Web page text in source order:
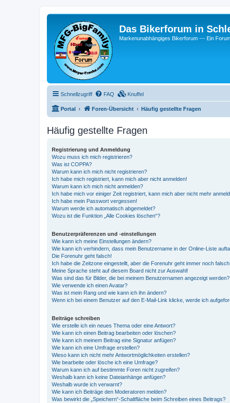
Das Bikerforum in
Markenunabhängiges Bikerforum --- Ein
Schnellzugriff FAQ Knuffel
Portal Foren-Übersicht Häufig gestellte Fragen
Häufig gestellte Fragen
Registrierung und Anmeldung
Wozu muss ich mich registrieren?
Was ist COPPA?
Warum kann ich mich nicht registrieren?
Ich habe mich registriert, kann mich aber nicht anmelden!
Warum kann ich mich nicht anmelden?
Ich habe mich vor einiger Zeit registriert, kann mich aber nicht mehr
Ich habe mein Passwort vergessen!
Warum werde ich automatisch abgemeldet?
Wozu ist die Funktion „Alle Cookies löschen“?
Benutzerpräferenzen und -einstellungen
Wie kann ich meine Einstellungen ändern?
Wie kann ich verhindern, dass mein Benutzername in der Online-Liste
Die Forenuhr geht falsch!
Ich habe die Zeitzone eingestellt, aber die Forenuhr geht immer noch falsch!
Meine Sprache steht auf diesem Board nicht zur Auswahl!
Was sind das für Bilder, die bei meinem Benutzernamen angezeigt werden?
Wie verwende ich einen Avatar?
Was ist mein Rang und wie kann ich ihn ändern?
Wenn ich bei einem Benutzer auf den E-Mail-Link klicke, werde ich
Beiträge schreiben
Wie erstelle ich ein neues Thema oder eine Antwort?
Wie kann ich einen Beitrag bearbeiten oder löschen?
Wie kann ich meinem Beitrag eine Signatur anfügen?
Wie kann ich eine Umfrage erstellen?
Wieso kann ich nicht mehr Antwortmöglichkeiten erstellen?
Wie bearbeite oder lösche ich eine Umfrage?
Warum kann ich auf bestimmte Foren nicht zugreifen?
Weshalb kann ich keine Dateianhänge anfügen?
Weshalb wurde ich verwarnt?
Wie kann ich Beiträge den Moderatoren melden?
Was bewirkt die „Speichern“-Schaltfläche beim Schreiben eines Beitrags?